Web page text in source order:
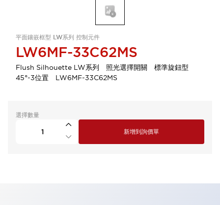
平面鑲嵌框型 LW系列 控制元件
LW6MF-33C62MS
Flush Silhouette LW系列 照光選擇開關 標準旋鈕型
45°-3位置 LW6MF-33C62MS
選擇數量
新增到詢價單